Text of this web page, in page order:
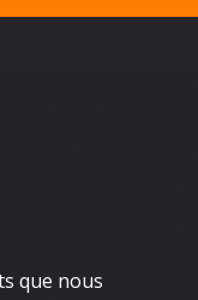
que nous